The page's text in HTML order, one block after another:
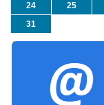
24
25
31